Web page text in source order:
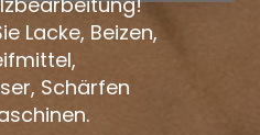
Lacke, Beizen,
Schärfen